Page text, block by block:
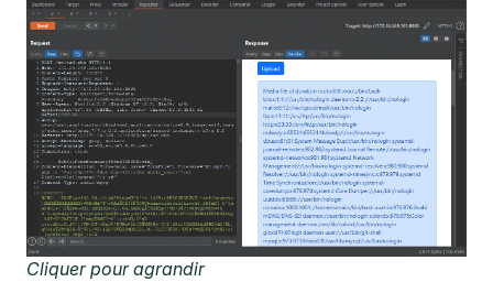
Cliquer pour agrandir